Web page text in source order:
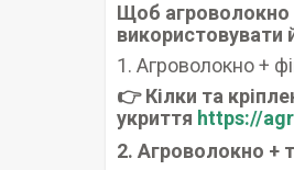
Щоб
використовувати
1. Агроволокно +
👉 Кілки та
укриття https://
2. Агроволокно +